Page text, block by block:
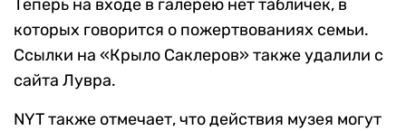
Теперь на входе в галерею нет табличек, в
которых говорится о пожертвованиях семьи.
Ссылки на «Крыло Саклеров» также удалили с
сайта Лувра.
NYT также отмечает, что действия музея могут